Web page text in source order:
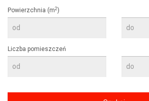
Powierzchnia (m2)
Liczba pomieszczeń